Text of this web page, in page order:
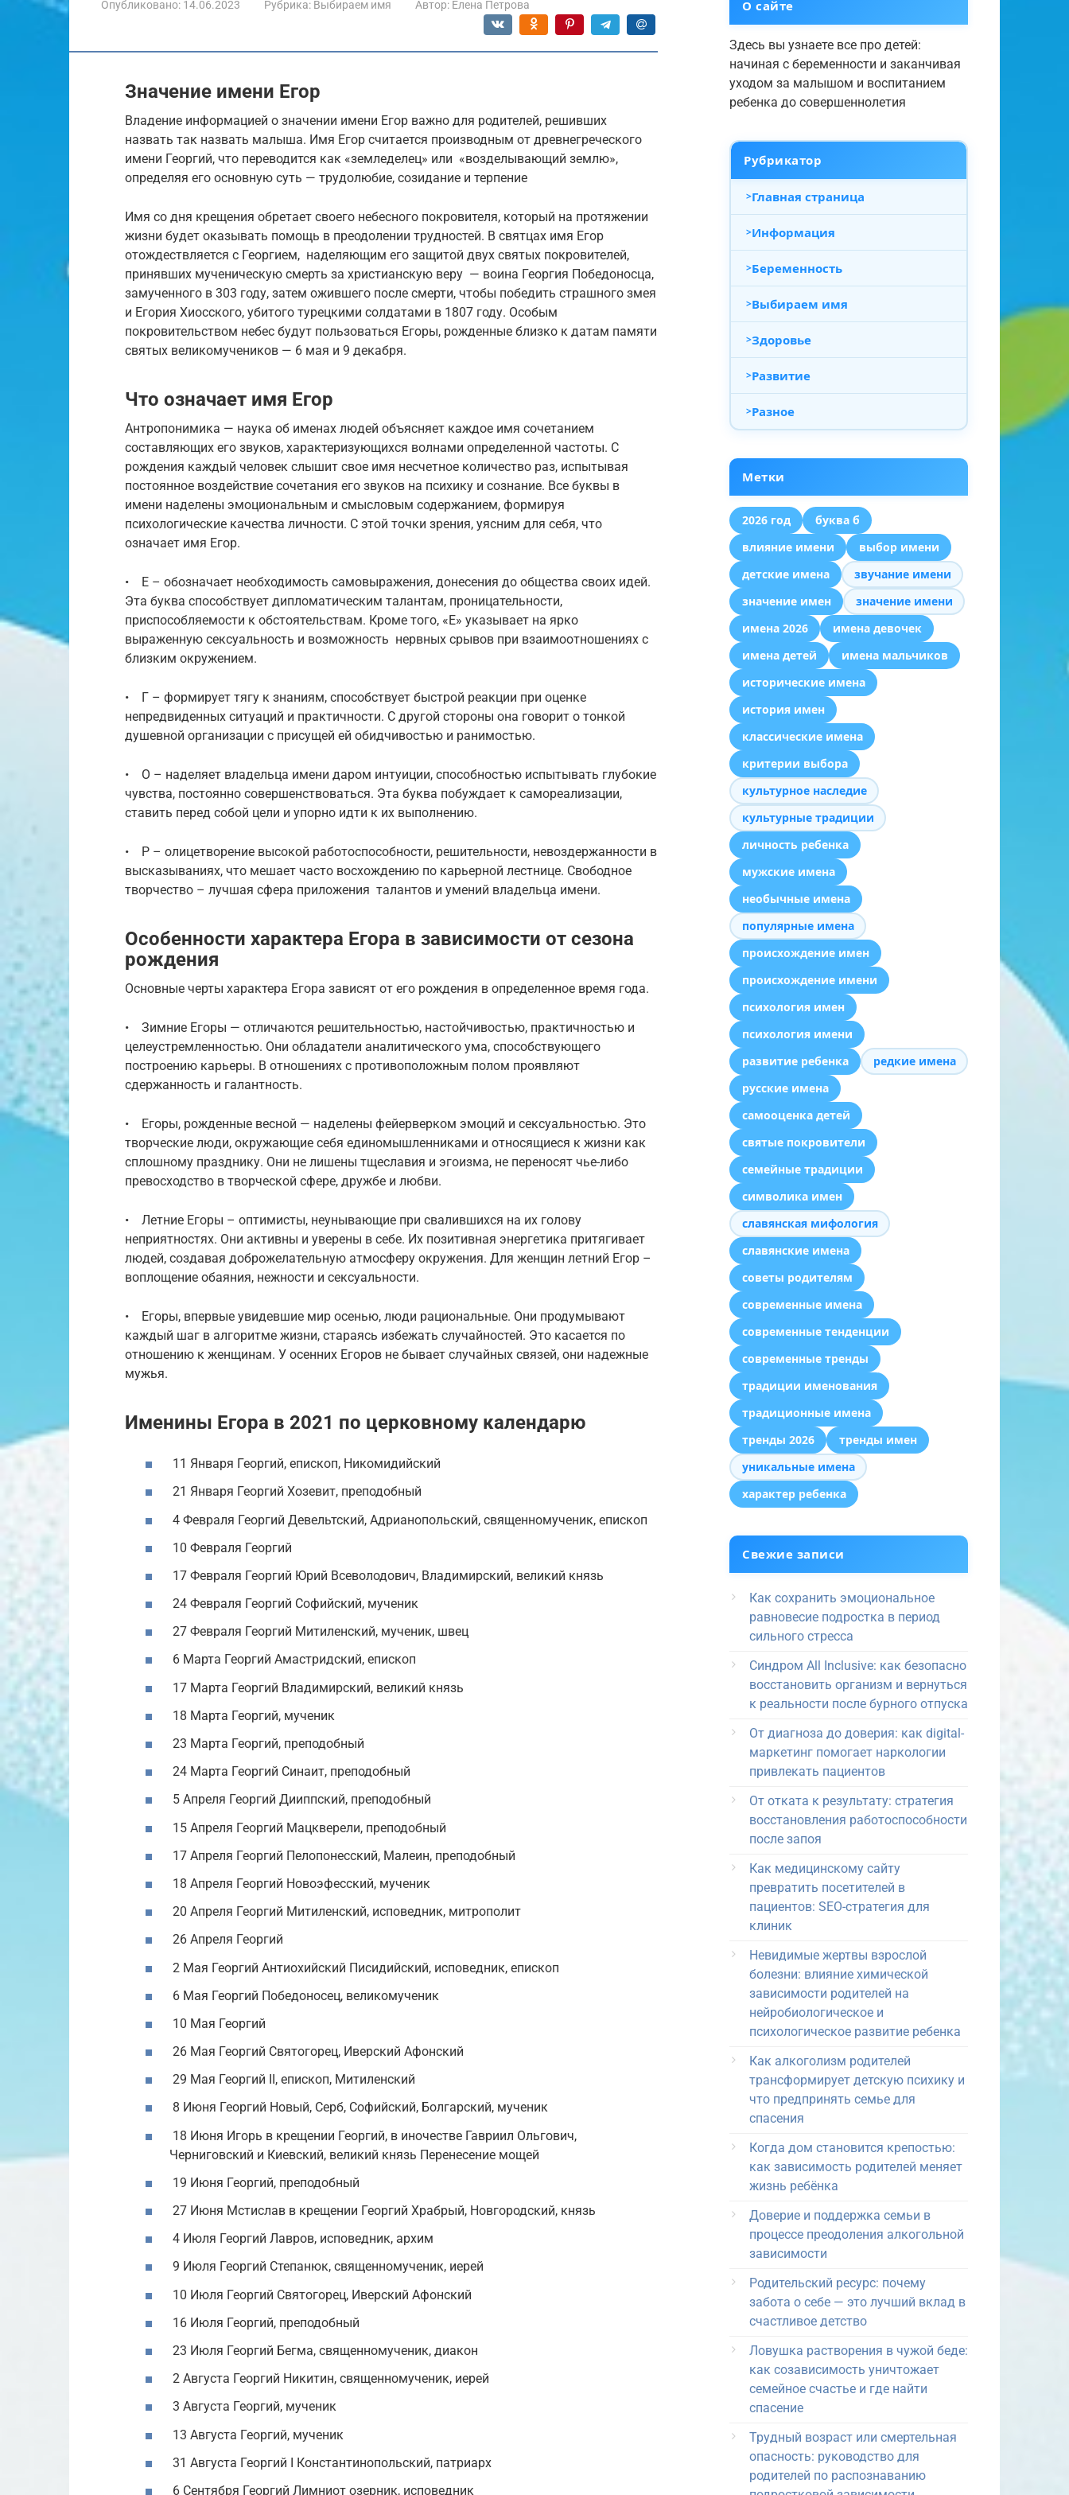
Опубликовано: 14.06.2023 Рубрика: Выбираем имя Автор: Елена Петрова
Значение имени Егор
Владение информацией о значении имени Егор важно для родителей, решивших
назвать так назвать малыша. Имя Егор считается производным от древнегреческого
имени Георгий, что переводится как «земледелец» или «возделывающий землю»,
определяя его основную суть — трудолюбие, созидание и терпение
Имя со дня крещения обретает своего небесного покровителя, который на протяжении
жизни будет оказывать помощь в преодолении трудностей. В святцах имя Егор
отождествляется с Георгием, наделяющим его защитой двух святых покровителей,
принявших мученическую смерть за христианскую веру — воина Георгия Победоносца,
замученного в 303 году, затем ожившего после смерти, чтобы победить страшного змея
и Егория Хиосского, убитого турецкими солдатами в 1807 году. Особым
покровительством небес будут пользоваться Егоры, рожденные близко к датам памяти
святых великомучеников — 6 мая и 9 декабря.
Что означает имя Егор
Антропонимика — наука об именах людей объясняет каждое имя сочетанием
составляющих его звуков, характеризующихся волнами определенной частоты. С
рождения каждый человек слышит свое имя несчетное количество раз, испытывая
постоянное воздействие сочетания его звуков на психику и сознание. Все буквы в
имени наделены эмоциональным и смысловым содержанием, формируя
психологические качества личности. С этой точки зрения, уясним для себя, что
означает имя Егор.
• Е – обозначает необходимость самовыражения, донесения до общества своих идей.
Эта буква способствует дипломатическим талантам, проницательности,
приспособляемости к обстоятельствам. Кроме того, «Е» указывает на ярко
выраженную сексуальность и возможность нервных срывов при взаимоотношениях с
близким окружением.
• Г – формирует тягу к знаниям, способствует быстрой реакции при оценке
непредвиденных ситуаций и практичности. С другой стороны она говорит о тонкой
душевной организации с присущей ей обидчивостью и ранимостью.
• О – наделяет владельца имени даром интуиции, способностью испытывать глубокие
чувства, постоянно совершенствоваться. Эта буква побуждает к самореализации,
ставить перед собой цели и упорно идти к их выполнению.
• Р – олицетворение высокой работоспособности, решительности, невоздержанности в
высказываниях, что мешает часто восхождению по карьерной лестнице. Свободное
творчество – лучшая сфера приложения талантов и умений владельца имени.
Особенности характера Егора в зависимости от сезона
рождения
Основные черты характера Егора зависят от его рождения в определенное время года.
• Зимние Егоры — отличаются решительностью, настойчивостью, практичностью и
целеустремленностью. Они обладатели аналитического ума, способствующего
построению карьеры. В отношениях с противоположным полом проявляют
сдержанность и галантность.
• Егоры, рожденные весной — наделены фейерверком эмоций и сексуальностью. Это
творческие люди, окружающие себя единомышленниками и относящиеся к жизни как
сплошному празднику. Они не лишены тщеславия и эгоизма, не переносят чье-либо
превосходство в творческой сфере, дружбе и любви.
• Летние Егоры – оптимисты, неунывающие при свалившихся на их голову
неприятностях. Они активны и уверены в себе. Их позитивная энергетика притягивает
людей, создавая доброжелательную атмосферу окружения. Для женщин летний Егор –
воплощение обаяния, нежности и сексуальности.
• Егоры, впервые увидевшие мир осенью, люди рациональные. Они продумывают
каждый шаг в алгоритме жизни, стараясь избежать случайностей. Это касается по
отношению к женщинам. У осенних Егоров не бывает случайных связей, они надежные
мужья.
Именины Егора в 2021 по церковному календарю
11 Января Георгий, епископ, Никомидийский
21 Января Георгий Хозевит, преподобный
4 Февраля Георгий Девельтский, Адрианопольский, священномученик, епископ
10 Февраля Георгий
17 Февраля Георгий Юрий Всеволодович, Владимирский, великий князь
24 Февраля Георгий Софийский, мученик
27 Февраля Георгий Митиленский, мученик, швец
6 Марта Георгий Амастридский, епископ
17 Марта Георгий Владимирский, великий князь
18 Марта Георгий, мученик
23 Марта Георгий, преподобный
24 Марта Георгий Синаит, преподобный
5 Апреля Георгий Дииппский, преподобный
15 Апреля Георгий Мацкверели, преподобный
17 Апреля Георгий Пелопонесский, Малеин, преподобный
18 Апреля Георгий Новоэфесский, мученик
20 Апреля Георгий Митиленский, исповедник, митрополит
26 Апреля Георгий
2 Мая Георгий Антиохийский Писидийский, исповедник, епископ
6 Мая Георгий Победоносец, великомученик
10 Мая Георгий
26 Мая Георгий Святогорец, Иверский Афонский
29 Мая Георгий II, епископ, Митиленский
8 Июня Георгий Новый, Серб, Софийский, Болгарский, мученик
18 Июня Игорь в крещении Георгий, в иночестве Гавриил Ольгович,
Черниговский и Киевский, великий князь Перенесение мощей
19 Июня Георгий, преподобный
27 Июня Мстислав в крещении Георгий Храбрый, Новгородский, князь
4 Июля Георгий Лавров, исповедник, архим
9 Июля Георгий Степанюк, священномученик, иерей
10 Июля Георгий Святогорец, Иверский Афонский
16 Июля Георгий, преподобный
23 Июля Георгий Бегма, священномученик, диакон
2 Августа Георгий Никитин, священномученик, иерей
3 Августа Георгий, мученик
13 Августа Георгий, мученик
31 Августа Георгий I Константинопольский, патриарх
6 Сентября Георгий Лимниот озерник, исповедник
О сайте
Здесь вы узнаете все про детей:
начиная с беременности и заканчивая
уходом за малышом и воспитанием
ребенка до совершеннолетия
Рубрикатор
Главная страница
Информация
Беременность
Выбираем имя
Здоровье
Развитие
Разное
Метки
2026 год
буква б
влияние имени
выбор имени
детские имена
звучание имени
значение имен
значение имени
имена 2026
имена девочек
имена детей
имена мальчиков
исторические имена
история имен
классические имена
критерии выбора
культурное наследие
культурные традиции
личность ребенка
мужские имена
необычные имена
популярные имена
происхождение имен
происхождение имени
психология имен
психология имени
развитие ребенка
редкие имена
русские имена
самооценка детей
святые покровители
семейные традиции
символика имен
славянская мифология
славянские имена
советы родителям
современные имена
современные тенденции
современные тренды
традиции именования
традиционные имена
тренды 2026
тренды имен
уникальные имена
характер ребенка
Свежие записи
Как сохранить эмоциональное
равновесие подростка в период
сильного стресса
Синдром All Inclusive: как безопасно
восстановить организм и вернуться
к реальности после бурного отпуска
От диагноза до доверия: как digital-
маркетинг помогает наркологии
привлекать пациентов
От отката к результату: стратегия
восстановления работоспособности
после запоя
Как медицинскому сайту
превратить посетителей в
пациентов: SEO-стратегия для
клиник
Невидимые жертвы взрослой
болезни: влияние химической
зависимости родителей на
нейробиологическое и
психологическое развитие ребенка
Как алкоголизм родителей
трансформирует детскую психику и
что предпринять семье для
спасения
Когда дом становится крепостью:
как зависимость родителей меняет
жизнь ребёнка
Доверие и поддержка семьи в
процессе преодоления алкогольной
зависимости
Родительский ресурс: почему
забота о себе — это лучший вклад в
счастливое детство
Ловушка растворения в чужой беде:
как созависимость уничтожает
семейное счастье и где найти
спасение
Трудный возраст или смертельная
опасность: руководство для
родителей по распознаванию